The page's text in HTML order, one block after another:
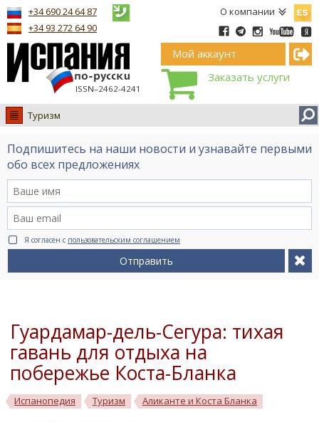
О компании
ISSN–2462-4241
+34 690 24 64 87
+34 93 272 64 90
Мой аккаунт
Заказать услуги
Испания
Иммиграция
Лечение
Недвижимость
Бизнес
Документы
Туризм
Подпишитесь на наши новости и узнавайте первыми
обо всех предложениях
Я согласен с пользовательским соглашением
Отправить
Гуардамар-дель-Сегура: тихая
гавань для отдыха на
побережье Коста-Бланка
Испанопедия Туризм Аликанте и Коста Бланка